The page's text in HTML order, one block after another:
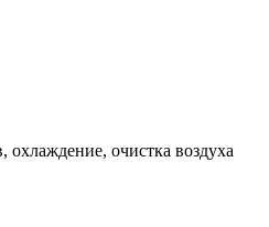
охлаждение, очистка воздуха